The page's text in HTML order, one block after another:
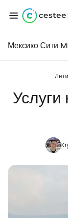
Мексико Сити
...